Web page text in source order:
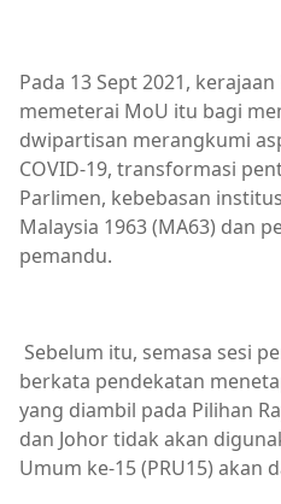
Pada 13 Sept 2021,
memeterai MoU itu bagi
dwipartisan merangkumi
COVID-19, transformasi
Parlimen, kebebasan
Malaysia 1963 (MA63) dan
pemandu.
Sebelum itu, semasa sesi
berkata pendekatan
yang diambil pada Pilihan
dan Johor tidak akan
Umum ke-15 (PRU15) akan